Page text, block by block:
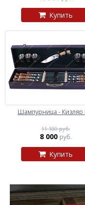
Купить
Шампурница -
11 100 руб.
8 000 руб.
Купить